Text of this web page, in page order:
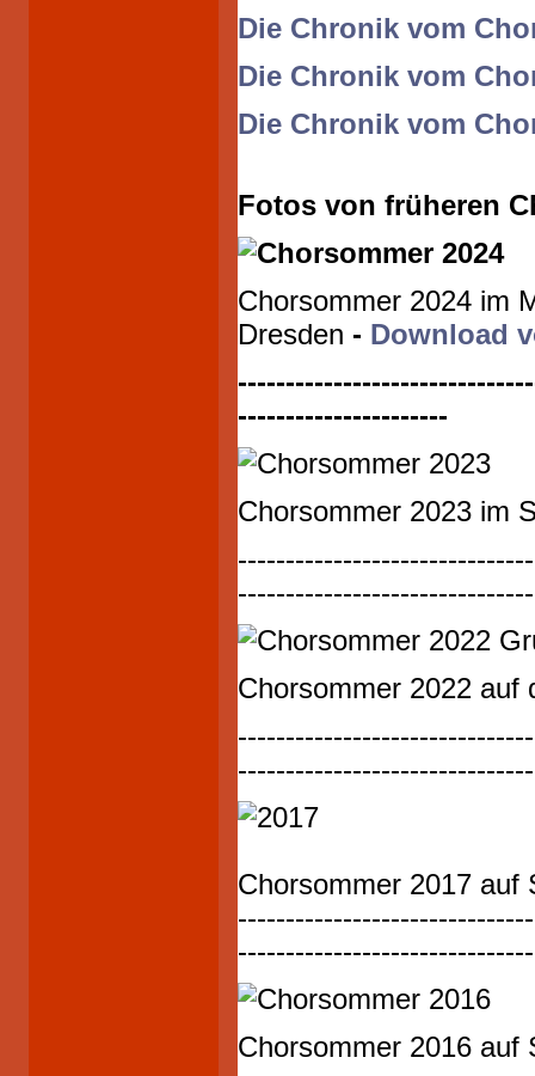
Die Chronik vom
Die Chronik vom
Die Chronik vom
Fotos von früheren
Chorsommer 2024 im
Dresden - Download
----------------------
Chorsommer 2023 im
Chorsommer 2022
Chorsommer 2017 auf
Chorsommer 2016 auf